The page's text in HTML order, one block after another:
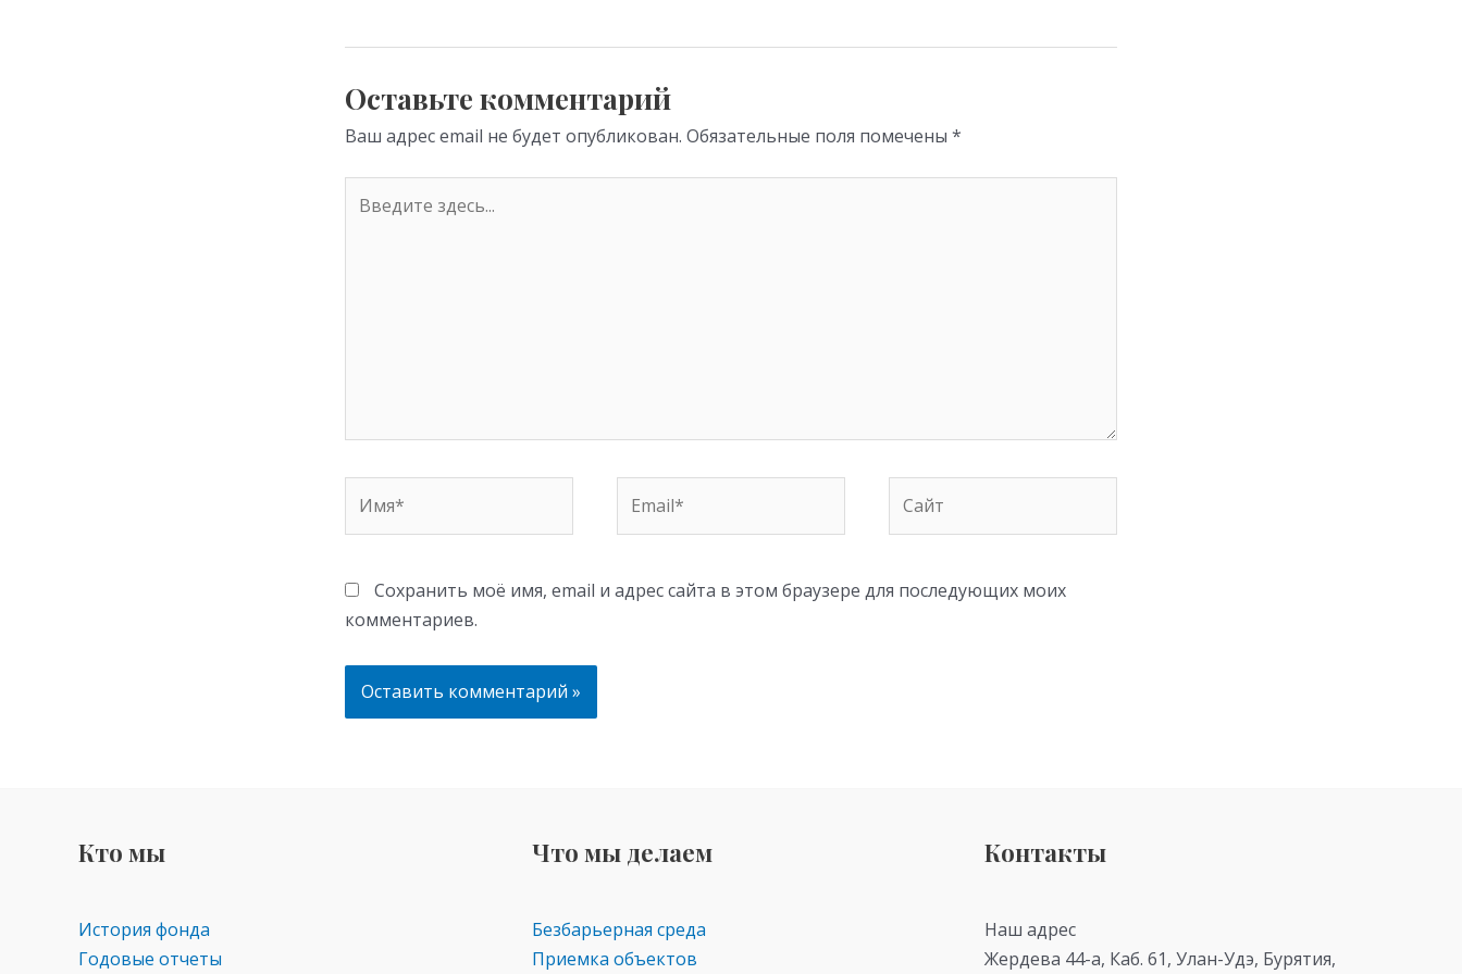
as
s
ni
ki
m p
p
Оставьте комментарий
Ваш адрес email не будет опубликован. Обязательные поля помечены *
здесь...
Сохранить моё имя, email и адрес сайта в этом браузере для последующих моих
комментариев.
Кто мы
История фонда
Годовые отчеты
Что мы делаем
Безбарьерная среда
Приемка объектов
Контакты
Наш адрес
Жердева 44-а, Каб. 61, Улан-Удэ, Бурятия,